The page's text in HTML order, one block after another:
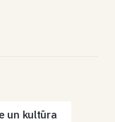
un kultūra